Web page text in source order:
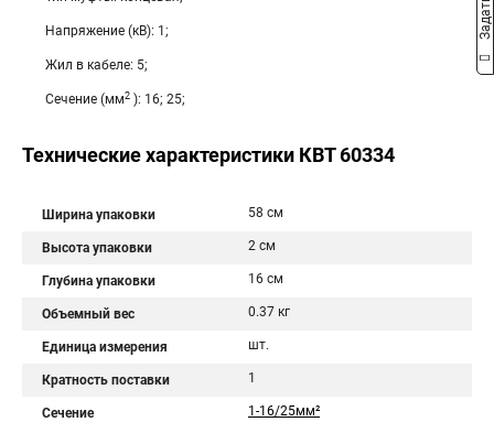
Напряжение (кВ): 1;
Жил в кабеле: 5;
Сечение (мм2 ): 16; 25;
Технические характеристики КВТ 60334
Ширина упаковки 58 см
Высота упаковки 2 см
Глубина упаковки 16 см
Объемный вес 0.37 кг
Единица измерения шт.
Кратность поставки 1
Сечение 1-16/25мм²